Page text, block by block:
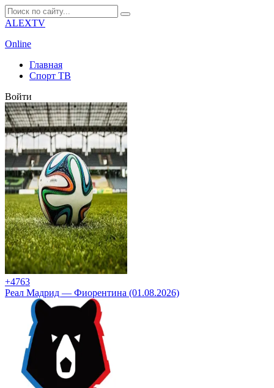
ALEXTV
Online
Главная
Спорт ТВ
Войти
+4763
Реал Мадрид — Фиорентина (01.08.2026)